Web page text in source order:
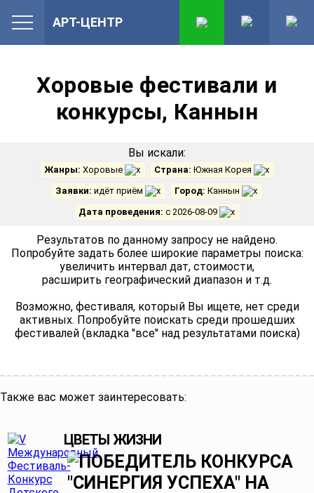
Хоровые фестивали и
конкурсы, Каннын
Вы искали:
Жанры: Хоровые Страна: Южная Корея
Заявки: идёт приём Город: Каннын
Дата проведения: с 2026-08-09
Результатов по данному запросу не найдено.
Попробуйте задать более широкие параметры поиска:
увеличить интервал дат, стоимости,
расширить географический диапазон и т.д.
Возможно, фестиваля, который Вы ищете, нет среди
активных. Попробуйте поискать среди прошедших
фестивалей (вкладка "все" над результатами поиска)
Также вас может заинтересовать:
ЦВЕТЫ ЖИЗНИ
АРТ-ЦЕНТР